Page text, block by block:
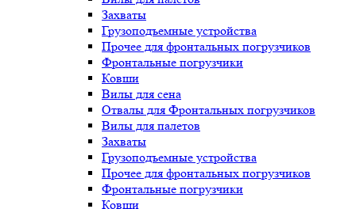
Захваты
Грузоподъемные устройства
Прочее для фронтальных погрузчиков
Фронтальные погрузчики
Ковши
Вилы для сена
Отвалы для Фронтальных погрузчиков
Вилы для палетов
Захваты
Грузоподъемные устройства
Прочее для фронтальных погрузчиков
Фронтальные погрузчики
Ковши